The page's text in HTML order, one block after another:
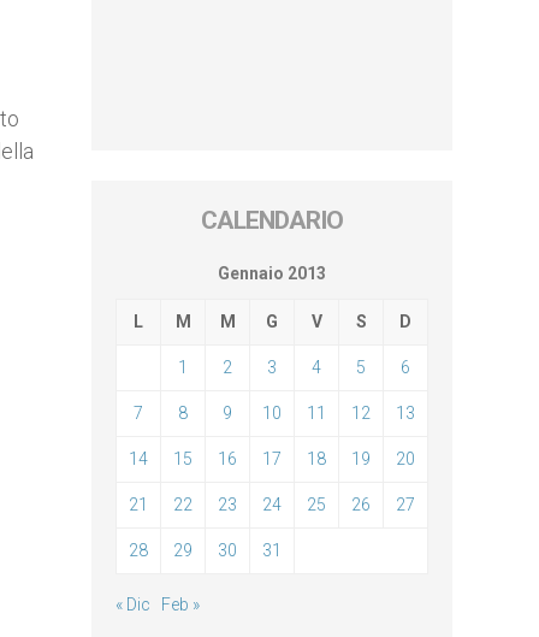
CALENDARIO
Gennaio 2013
L M M G V S D
1 2 3 4 5 6
7 8 9 10 11 12 13
14 15 16 17 18 19 20
21 22 23 24 25 26 27
28 29 30 31
« Dic Feb »